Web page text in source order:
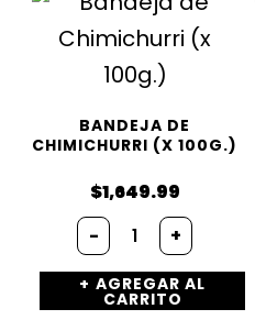
BANDEJA DE
CHIMICHURRI (X 100G.)
$1,649.99
-
+
AGREGAR AL
CARRITO